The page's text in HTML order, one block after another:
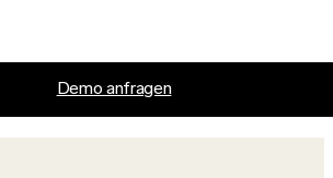
Demo anfragen